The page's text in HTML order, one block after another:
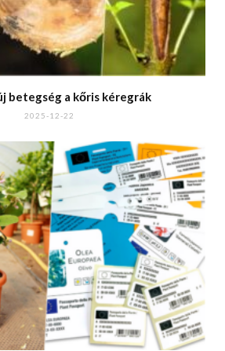
betegség a kőris kéregrák
2025-12-22